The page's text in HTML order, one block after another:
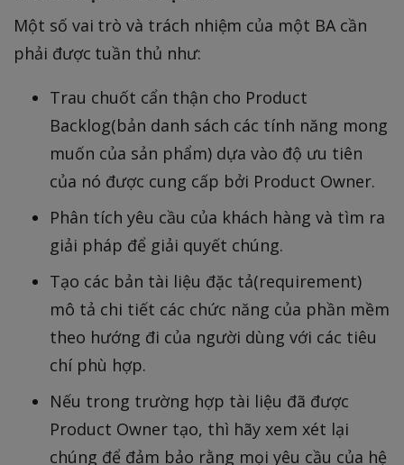
Một số vai trò và trách nhiệm của một BA cần
phải được tuần thủ như:
Trau chuốt cẩn thận cho Product
Backlog(bản danh sách các tính năng mong
muốn của sản phẩm) dựa vào độ ưu tiên
của nó được cung cấp bởi Product Owner.
Phân tích yêu cầu của khách hàng và tìm ra
giải pháp để giải quyết chúng.
Tạo các bản tài liệu đặc tả(requirement)
mô tả chi tiết các chức năng của phần mềm
theo hướng đi của người dùng với các tiêu
chí phù hợp.
Nếu trong trường hợp tài liệu đã được
Product Owner tạo, thì hãy xem xét lại
chúng để đảm bảo rằng mọi yêu cầu của hệ